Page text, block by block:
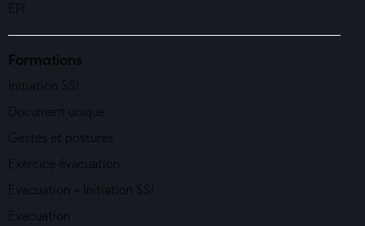
EPI
Formations
Initiation SSI
Document unique
Gestes et postures
Exercice évacuation
Evacuation + Initiation SSI
Evacuation